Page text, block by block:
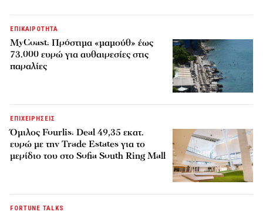
ΕΠΙΚΑΙΡΟΤΗΤΑ
MyCoast: Πρόστιμα «μαμούθ» έως
73.000 ευρώ για αυθαιρεσίες στις
παραλίες
ΕΠΙΧΕΙΡΗΣΕΙΣ
Όμιλος Fourlis: Deal 49,35 εκατ.
ευρώ με την Trade Estates για το
μερίδιο του στο Sofia South Ring Mall
FORTUNE TALKS